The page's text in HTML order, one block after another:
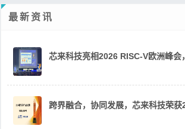
最新资讯
芯来科技亮相2026 RISC-V欧洲峰会
跨界融合，协同发展，芯来科技荣